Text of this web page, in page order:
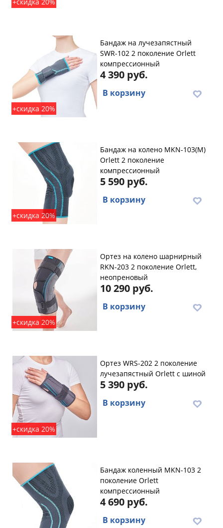
+скидка 20%
Бандаж на лучезапястный
SWR-102 2 поколение Orlett
компрессионный
4 390 руб.
В корзину
+скидка 20%
Бандаж на колено MKN-103(M)
Orlett 2 поколение
компрессионный
5 590 руб.
В корзину
+скидка 20%
Ортез на колено шарнирный
RKN-203 2 поколение Orlett,
неопреновый
10 290 руб.
В корзину
+скидка 20%
Ортез WRS-202 2 поколение
лучезапястный Orlett с шиной
5 390 руб.
В корзину
Бандаж коленный MKN-103 2
поколение Orlett
компрессионный
4 690 руб.
В корзину